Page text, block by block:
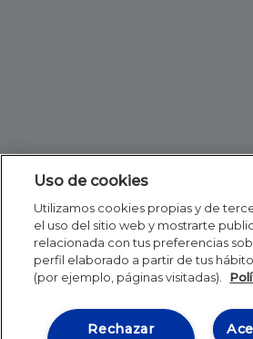
Uso de cookies
Utilizamos cookies propias y de
el uso del sitio web y mostrarte
relacionada con tus preferencias
perfil elaborado a partir de tus
(por ejemplo, páginas visitadas).
Rechazar